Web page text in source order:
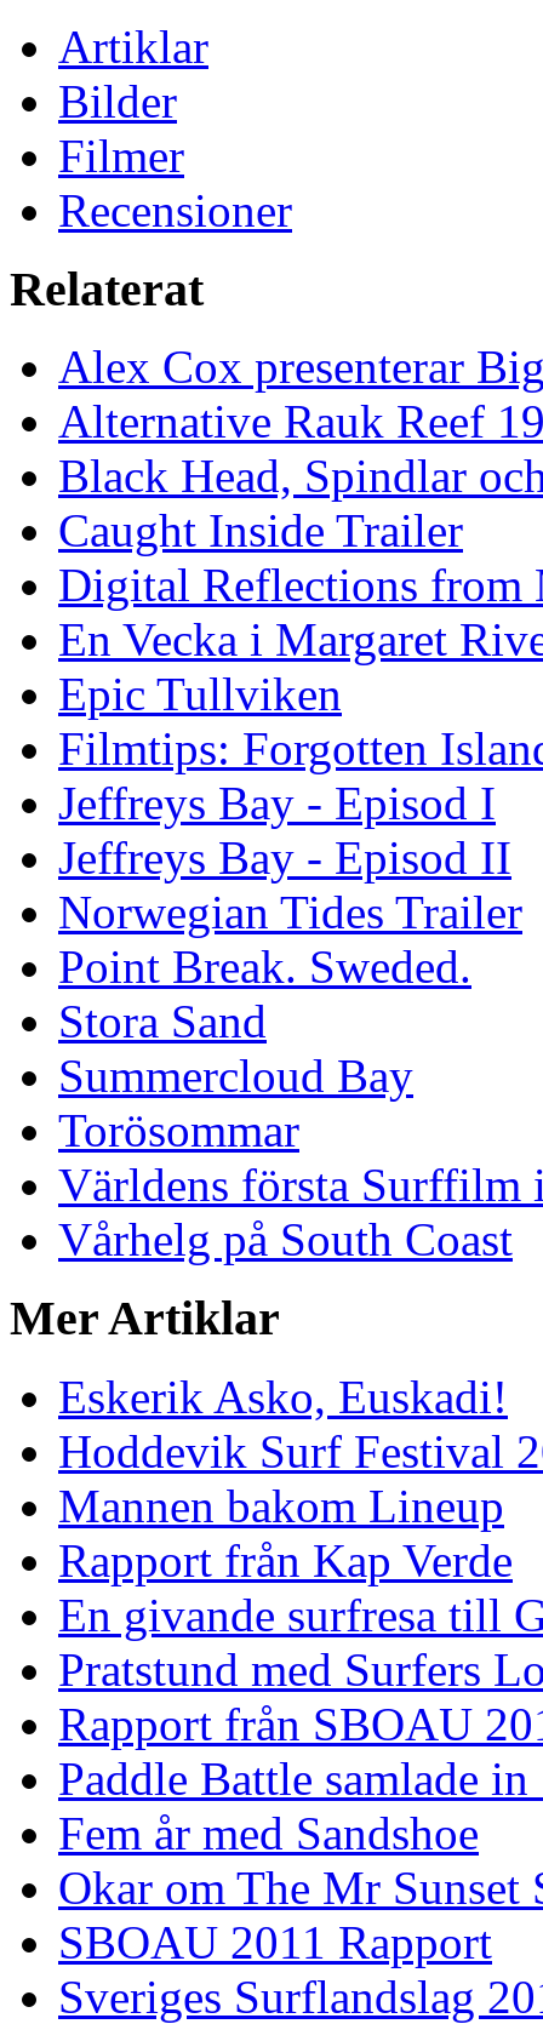
Artiklar
Bilder
Filmer
Recensioner
Relaterat
Alex Cox presenterar
Alternative Rauk Reef
Black Head, Spindlar
Caught Inside Trailer
Digital Reflections from
En Vecka i Margaret
Epic Tullviken
Filmtips: Forgotten
Jeffreys Bay - Episod I
Jeffreys Bay - Episod II
Norwegian Tides Trailer
Point Break. Sweded.
Stora Sand
Summercloud Bay
Torösommar
Världens första Surffilm
Vårhelg på South Coast
Mer Artiklar
Eskerik Asko, Euskadi!
Hoddevik Surf Festival
Mannen bakom Lineup
Rapport från Kap Verde
En givande surfresa till
Pratstund med Surfers
Rapport från SBOAU
Paddle Battle samlade
Fem år med Sandshoe
Okar om The Mr Sunset
SBOAU 2011 Rapport
Sveriges Surflandslag